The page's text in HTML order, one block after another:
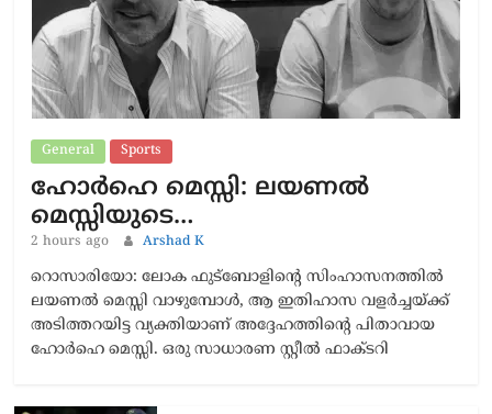
General Sports
ഹോർഹെ മെസ്സി: ലയണൽ
മെസ്സിയുടെ…
2 hours ago Arshad K
റൊസാരിയോ: ലോക ഫുട്ബോളിന്റെ സിംഹാസനത്തിൽ
ലയണൽ മെസ്സി വാഴുമ്പോൾ, ആ ഇതിഹാസ വളർച്ചയ്ക്ക്
അടിത്തറയിട്ട വ്യക്തിയാണ് അദ്ദേഹത്തിന്റെ പിതാവായ
ഹോർഹെ മെസ്സി. ഒരു സാധാരണ സ്റ്റീൽ ഫാക്ടറി